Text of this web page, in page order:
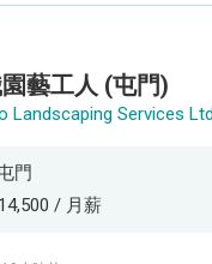
藝工人 (屯門)
Landscaping Services
門
14,500 / 月薪